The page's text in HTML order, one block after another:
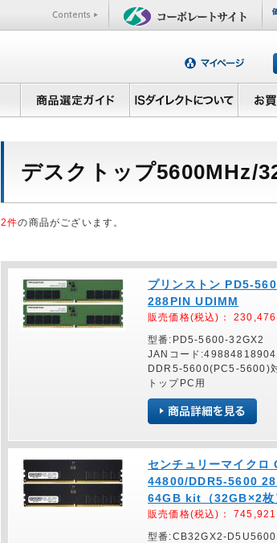
デスクトップ5600MHz/
2件の商品がございます。
プリンストン PD5-
288PIN UDIMM
販売価格(税込)： 230,476
型番:PD5-5600-32GX2
JANコード
DDR5-5600(PC5-5600)
トップPC用
センチュリーマイク
44800/DDR5-5600
64GB kit（32GB×2枚
販売価格(税込)： 745,921
型番:CB32GX2-D5U5600